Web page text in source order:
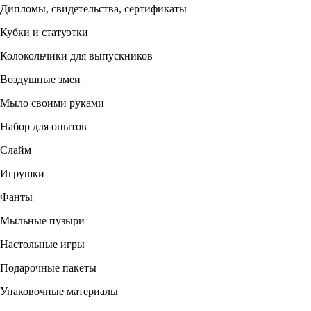
Дипломы, свидетельства, сертификаты
Кубки и статуэтки
Колокольчики для выпускников
Воздушные змеи
Мыло своими руками
Набор для опытов
Слайм
Игрушки
Фанты
Мыльные пузыри
Настольные игры
Подарочные пакеты
Упаковочные материалы